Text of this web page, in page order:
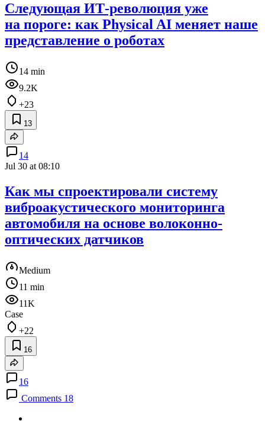
Следующая ИТ‑революция уже
на пороге: как Physical AI меняет наше
представление о роботах
14 min
9.2K
+23
13
14
Jul 30 at 08:10
Как мы спроектировали систему
виброакустического мониторинга
автомобиля на основе волоконно-
оптических датчиков
Medium
11 min
11K
Case
+22
16
16
Comments 18